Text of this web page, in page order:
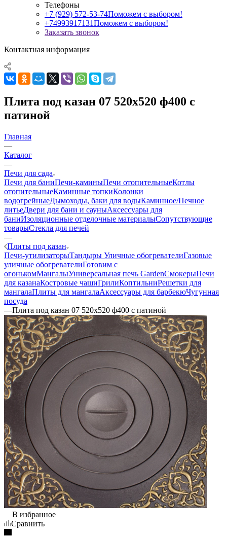
Телефоны
+7 (929) 572-53-74Поможем с выбором!
+74993917131Поможем с выбором!
Заказать звонок
Контактная информация
Плита под казан 07 520х520 ф400 с
патиной
Главная
—
Каталог
—
Печи для сада
Печи для баниПечи-каминыПечи отопительныеКотлы
отопительныеКаминные топкиКолонки
водогрейныеДымоходы, баки для водыКаминное/Печное
литьеДвери для бани и сауныАксессуары для
баниИзоляционные отделочные материалыСопутствующие
товарыСтекла для печей
—
Плиты под казан
Печи-утилизаторыТандыры Уличные обогревателиГазовые
уличные обогревателиГотовим с
огонькомМангалыУниверсальная печь GardenСмокерыПечи
для казанаКостровые чашиГрилиКоптильниРешетки для
мангалаПлиты для мангалаАксессуары для барбекюЧугунная
посуда
—Плита под казан 07 520х520 ф400 с патиной
В избранное
Сравнить